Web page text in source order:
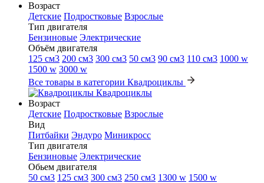
Возраст
Детские Подростковые Взрослые
Тип двигателя
Бензиновые Электрические
Объём двигателя
125 см3 200 см3 300 см3 50 см3 90 см3 110 см3 1000 w
1500 w 3000 w
Все товары в категории Квадроциклы
Квадроциклы
Возраст
Детские Подростковые Взрослые
Вид
Питбайки Эндуро Миникросс
Тип двигателя
Бензиновые Электрические
Обьем двигателя
50 см3 125 см3 300 см3 250 см3 1300 w 1500 w